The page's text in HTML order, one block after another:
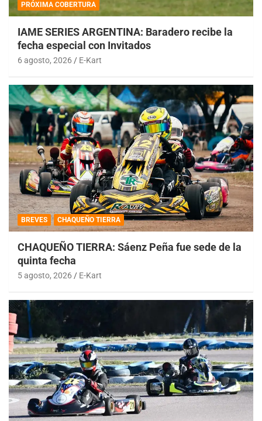
PRÓXIMA COBERTURA
IAME SERIES ARGENTINA: Baradero recibe la
fecha especial con Invitados
6 agosto, 2026 E-Kart
BREVES CHAQUEÑO TIERRA
CHAQUEÑO TIERRA: Sáenz Peña fue sede de la
quinta fecha
5 agosto, 2026 E-Kart